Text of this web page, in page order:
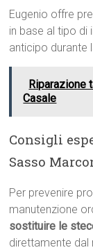
Eugenio offre
in base al tipo di
anticipo durante
Riparazione
Casale
Consigli
Sasso
Per prevenire
manutenzione
sostituire le
direttamente